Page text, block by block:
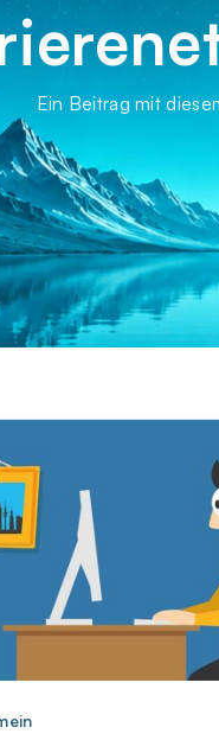
Ein Beitrag mit